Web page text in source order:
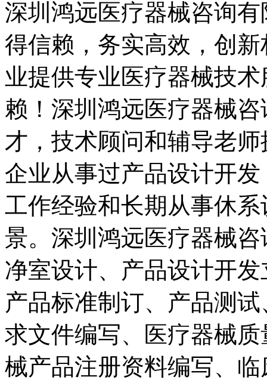
深圳鸿远医疗器械咨询
得信赖，务实高效，创
业提供专业医疗器械技
赖！深圳鸿远医疗器械
才，技术顾问和辅导老
企业从事过产品设计开
工作经验和长期从事休
景。深圳鸿远医疗器械
净室设计、产品设计开
产品标准制订、产品测
求文件编写、医疗器械
械产品注册资料编写、